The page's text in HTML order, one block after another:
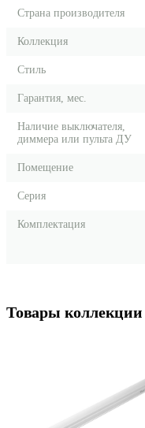
Страна производителя
Коллекция
Стиль
Гарантия, мес.
Наличие выключателя,
диммера или пульта ДУ
Помещение
Серия
Комплектация
Товары коллекции